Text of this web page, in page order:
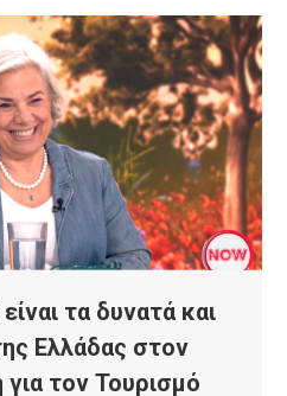
τα δυνατά και
Ελλάδας στον
τον Τουρισμό